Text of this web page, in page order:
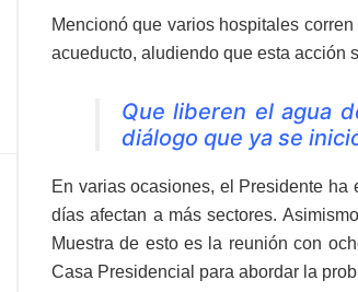
Mencionó que varios hospitales
acueducto, aludiendo que esta acción
Que liberen el agua
diálogo que ya se
En varias ocasiones, el Presidente
días afectan a más sectores.
Muestra de esto es la reunión con
Casa Presidencial para abordar la